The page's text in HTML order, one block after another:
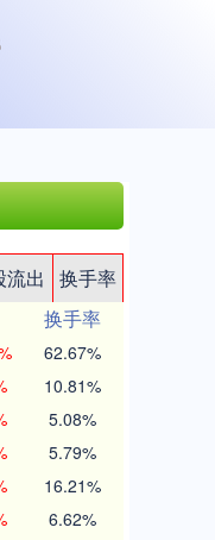
流出
换手率
换手率
62.67%
10.81%
5.08%
5.79%
16.21%
6.62%